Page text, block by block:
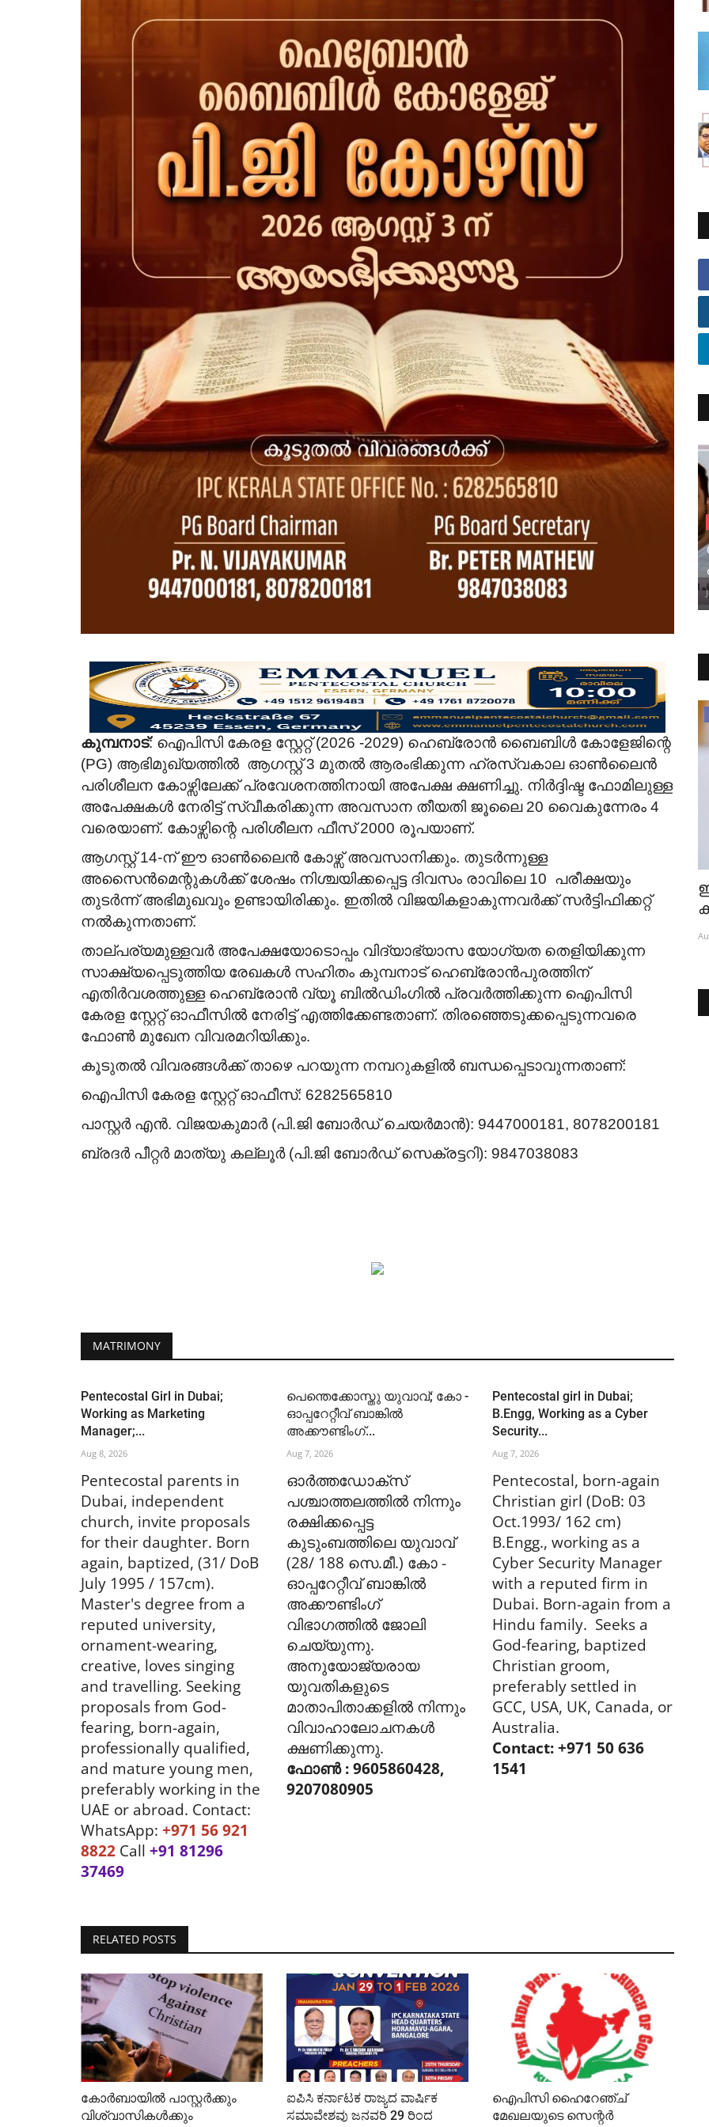
കുമ്പനാട്: ഐപിസി കേരള സ്റ്റേറ്റ് (2026 -2029) ഹെബ്രോൻ ബൈബിൾ കോളേജിന്റെ
(PG) ആഭിമുഖ്യത്തിൽ ആഗസ്റ്റ് 3 മുതൽ ആരംഭിക്കുന്ന ഹ്രസ്വകാല ഓൺലൈൻ
പരിശീലന കോഴ്സിലേക്ക് പ്രവേശനത്തിനായി അപേക്ഷ ക്ഷണിച്ചു. നിർദ്ദിഷ്ട ഫോമിലുള്ള
അപേക്ഷകൾ നേരിട്ട് സ്വീകരിക്കുന്ന അവസാന തീയതി ജൂലൈ 20 വൈകുന്നേരം 4
വരെയാണ്. കോഴ്സിന്റെ പരിശീലന ഫീസ് 2000 രൂപയാണ്.
ആഗസ്റ്റ് 14-ന് ഈ ഓൺലൈൻ കോഴ്സ് അവസാനിക്കും. തുടർന്നുള്ള
അസൈൻമെന്റുകൾക്ക് ശേഷം നിശ്ചയിക്കപ്പെട്ട ദിവസം രാവിലെ 10 പരീക്ഷയും
തുടർന്ന് അഭിമുഖവും ഉണ്ടായിരിക്കും. ഇതിൽ വിജയികളാകുന്നവർക്ക് സർട്ടിഫിക്കറ്റ്
നൽകുന്നതാണ്.
താല്പര്യമുള്ളവർ അപേക്ഷയോടൊപ്പം വിദ്യാഭ്യാസ യോഗ്യത തെളിയിക്കുന്ന
സാക്ഷ്യപ്പെടുത്തിയ രേഖകൾ സഹിതം കുമ്പനാട് ഹെബ്രോൻപുരത്തിന്
എതിർവശത്തുള്ള ഹെബ്രോൻ വ്യൂ ബിൽഡിംഗിൽ പ്രവർത്തിക്കുന്ന ഐപിസി
കേരള സ്റ്റേറ്റ് ഓഫീസിൽ നേരിട്ട് എത്തിക്കേണ്ടതാണ്. തിരഞ്ഞെടുക്കപ്പെടുന്നവരെ
ഫോൺ മുഖേന വിവരമറിയിക്കും.
കൂടുതൽ വിവരങ്ങൾക്ക് താഴെ പറയുന്ന നമ്പറുകളിൽ ബന്ധപ്പെടാവുന്നതാണ്:
​ഐപിസി കേരള സ്റ്റേറ്റ് ഓഫീസ്: 6282565810
​പാസ്റ്റർ എൻ. വിജയകുമാർ (പി.ജി ബോർഡ് ചെയർമാൻ): 9447000181, 8078200181
​ബ്രദർ പീറ്റർ മാത്യു കല്ലൂർ (പി.ജി ബോർഡ് സെക്രട്ടറി): 9847038083
MATRIMONY
Pentecostal Girl in Dubai;
Working as Marketing
Manager;...
Aug 8, 2026
Pentecostal parents in
Dubai, independent
church, invite proposals
for their daughter. Born
again, baptized, (31/ DoB
July 1995 / 157cm).
Master's degree from a
reputed university,
ornament-wearing,
creative, loves singing
and travelling. Seeking
proposals from God-
fearing, born-again,
professionally qualified,
and mature young men,
preferably working in the
UAE or abroad. Contact:
WhatsApp: +971 56 921
8822 Call +91 81296
37469
പെന്തെക്കോസ്തു യുവാവ്; കോ -
ഓപ്പറേറ്റീവ് ബാങ്കിൽ
അക്കൗണ്ടിംഗ്...
Aug 7, 2026
ഓർത്തഡോക്സ്
പശ്ചാത്തലത്തിൽ നിന്നും
രക്ഷിക്കപ്പെട്ട
കുടുംബത്തിലെ യുവാവ്
(28/ 188 സെ.മീ.) കോ -
ഓപ്പറേറ്റീവ് ബാങ്കിൽ
അക്കൗണ്ടിംഗ്
വിഭാഗത്തിൽ ജോലി
ചെയ്യുന്നു.
അനുയോജ്യരായ
യുവതികളുടെ
മാതാപിതാക്കളിൽ നിന്നും
വിവാഹാലോചനകൾ
ക്ഷണിക്കുന്നു.
ഫോൺ : 9605860428,
9207080905
Pentecostal girl in Dubai;
B.Engg, Working as a Cyber
Security...
Aug 7, 2026
Pentecostal, born-again
Christian girl (DoB: 03
Oct.1993/ 162 cm)
B.Engg., working as a
Cyber Security Manager
with a reputed firm in
Dubai. Born-again from a
Hindu family. Seeks a
God-fearing, baptized
Christian groom,
preferably settled in
GCC, USA, UK, Canada, or
Australia.
Contact: +971 50 636
1541
RELATED POSTS
കോർബായിൽ പാസ്റ്റർക്കും
വിശ്വാസികൾക്കും
ಐಪಿಸಿ ಕರ್ನಾಟಕ ರಾಜ್ಯದ ವಾರ್ಷಿಕ
ಸಮಾವೇಶವು ಜನವರಿ 29 ರಿಂದ
ഐപിസി ഹൈറേഞ്ച്
മേഖലയുടെ സെന്റർ
SS News
Born again daughter in Bihar; 10th
Passed; Wanted Groom...
Apr 27, 2026 160
Bride Wanted
Pentecostal boy; BCom, DCA, BTh
working as Accounts Manager...
Aug 7, 2026